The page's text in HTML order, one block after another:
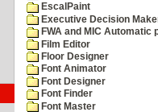
EscalPaint
Executive Decision
FWA and MIC
Film Editor
Floor Designer
Font Animator
Font Designer
Font Finder
Font Master